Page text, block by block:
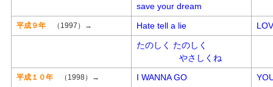
save your dream
平成９年 （1997）→ Hate tell a lie
たのしく たのしく
やさしくね
平成１０年 （1998）→ I WANNA GO